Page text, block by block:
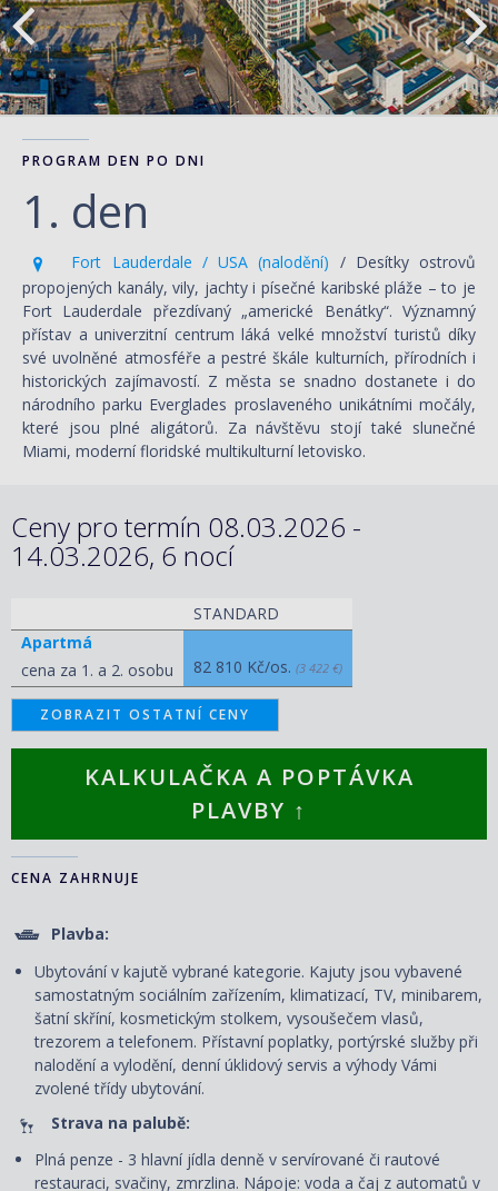
PROGRAM DEN PO DNI
1. den
Fort Lauderdale / USA (nalodění) / Desítky ostrovů
propojených kanály, vily, jachty i písečné karibské pláže – to je
Fort Lauderdale přezdívaný „americké Benátky“. Významný
přístav a univerzitní centrum láká velké množství turistů díky
své uvolněné atmosféře a pestré škále kulturních, přírodních i
historických zajímavostí. Z města se snadno dostanete i do
národního parku Everglades proslaveného unikátními močály,
které jsou plné aligátorů. Za návštěvu stojí také slunečné
Miami, moderní floridské multikulturní letovisko.
Ceny pro termín 08.03.2026 -
14.03.2026, 6 nocí
STANDARD
Apartmá
cena za 1. a 2. osobu
82 810 Kč/os. (3 422 €)
ZOBRAZIT OSTATNÍ CENY
KALKULAČKA A POPTÁVKA
PLAVBY ↑
CENA ZAHRNUJE
Plavba:
Ubytování v kajutě vybrané kategorie. Kajuty jsou vybavené
samostatným sociálním zařízením, klimatizací, TV, minibarem,
šatní skříní, kosmetickým stolkem, vysoušečem vlasů,
trezorem a telefonem. Přístavní poplatky, portýrské služby při
nalodění a vylodění, denní úklidový servis a výhody Vámi
zvolené třídy ubytování.
Strava na palubě:
Plná penze - 3 hlavní jídla denně v servírované či rautové
restauraci, svačiny, zmrzlina. Nápoje: voda a čaj z automatů v